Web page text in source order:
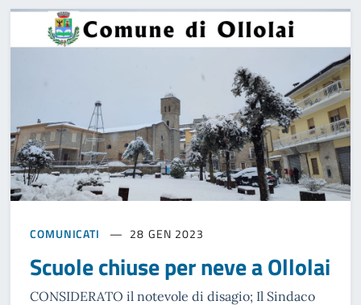
COMUNICATI 28 GEN 2023
Scuole chiuse per neve a Ollolai
CONSIDERATO il notevole di disagio; Il Sindaco